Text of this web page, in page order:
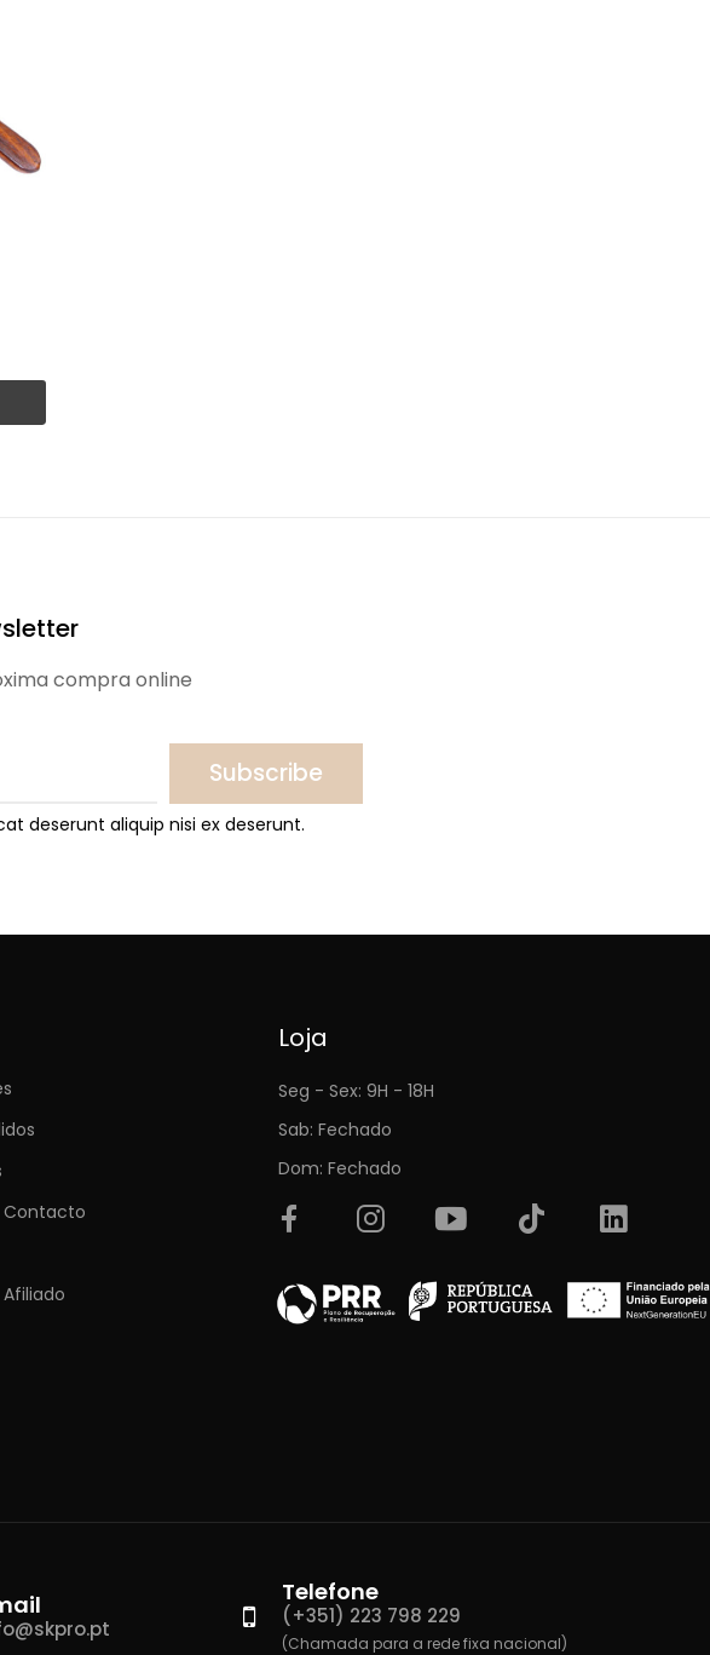
compra online
Subscribe
deserunt aliquip nisi ex deserunt.
Contacto
Loja
Seg - Sex: 9H - 18H
Sab: Fechado
Dom: Fechado
Telefone
(+351) 223 798 229
(Chamada para a rede fixa nacional)